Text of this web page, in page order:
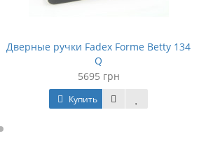
Дверные ручки Fadex Forme Betty 134
Q
5695 грн
Купить